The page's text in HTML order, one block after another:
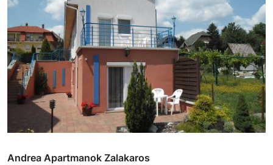
Andrea Apartmanok Zalakaros